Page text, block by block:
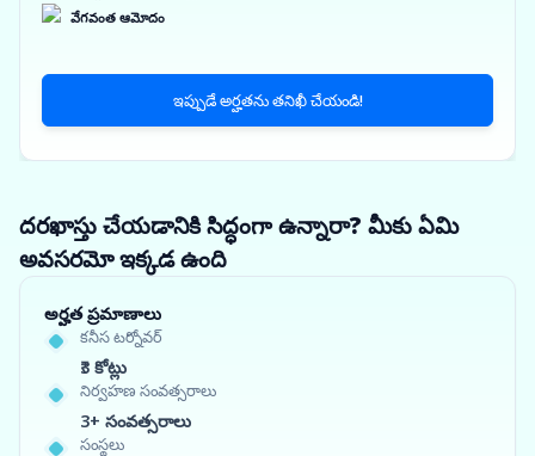
వేగవంత ఆమోదం
ఇప్పుడే అర్హతను తనిఖీ చేయండి!
దరఖాస్తు చేయడానికి సిద్ధంగా ఉన్నారా? మీకు ఏమి
అవసరమో ఇక్కడ ఉంది
అర్హత ప్రమాణాలు
కనీస టర్నోవర్
₹3 కోట్లు
నిర్వహణ సంవత్సరాలు
3+ సంవత్సరాలు
సంస్థలు